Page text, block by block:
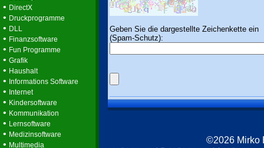
• DirectX
• Druckprogramme
• DLL
• Finanzsoftware
• Fun Programme
• Grafik
• Haushalt
• Informations Software
• Internet
• Kindersoftware
• Kommunikation
• Lernsoftware
• Medizinsoftware
• Multimedia
Geben Sie die dargestellte Zeichenkette ein
(Spam-Schutz):
©2026 Mirko